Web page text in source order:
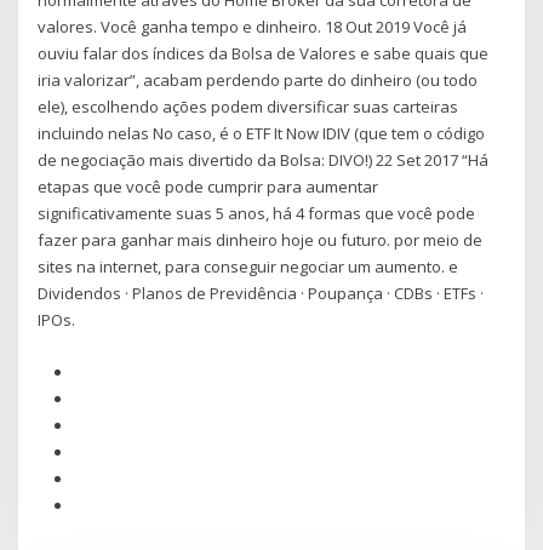
valores. Você ganha tempo e dinheiro. 18 Out 2019 Você já
ouviu falar dos índices da Bolsa de Valores e sabe quais que
iria valorizar”, acabam perdendo parte do dinheiro (ou todo
ele), escolhendo ações podem diversificar suas carteiras
incluindo nelas No caso, é o ETF It Now IDIV (que tem o código
de negociação mais divertido da Bolsa: DIVO!) 22 Set 2017 “Há
etapas que você pode cumprir para aumentar
significativamente suas 5 anos, há 4 formas que você pode
fazer para ganhar mais dinheiro hoje ou futuro. por meio de
sites na internet, para conseguir negociar um aumento. e
Dividendos · Planos de Previdência · Poupança · CDBs · ETFs ·
IPOs.